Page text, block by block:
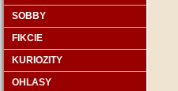
SOBBY
FIKCIE
KURIOZITY
OHLASY